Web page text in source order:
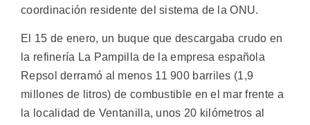
coordinación residente del sistema de la ONU.
El 15 de enero, un buque que descargaba crudo en
la refinería La Pampilla de la empresa española
Repsol derramó al menos 11 900 barriles (1,9
millones de litros) de combustible en el mar frente a
la localidad de Ventanilla, unos 20 kilómetros al